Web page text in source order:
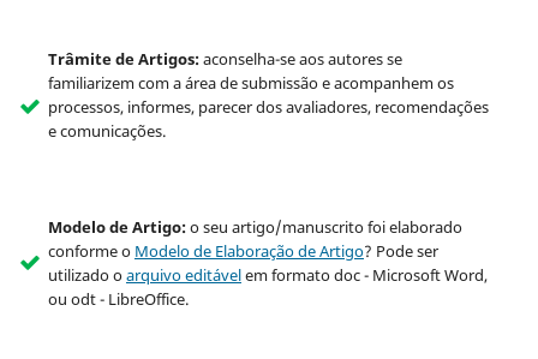
Trâmite de Artigos:aconselha-se aos autores se
familiarizem com a área de submissão e acompanhem os
processos, informes, parecer dos avaliadores, recomendações
e comunicações.
Modelo de Artigo:o seu artigo/manuscrito foi elaborado
conforme o Modelo de Elaboração de Artigo? Pode ser
utilizado oarquivo editávelem formato doc - Microsoft Word,
ou odt - LibreOffice.